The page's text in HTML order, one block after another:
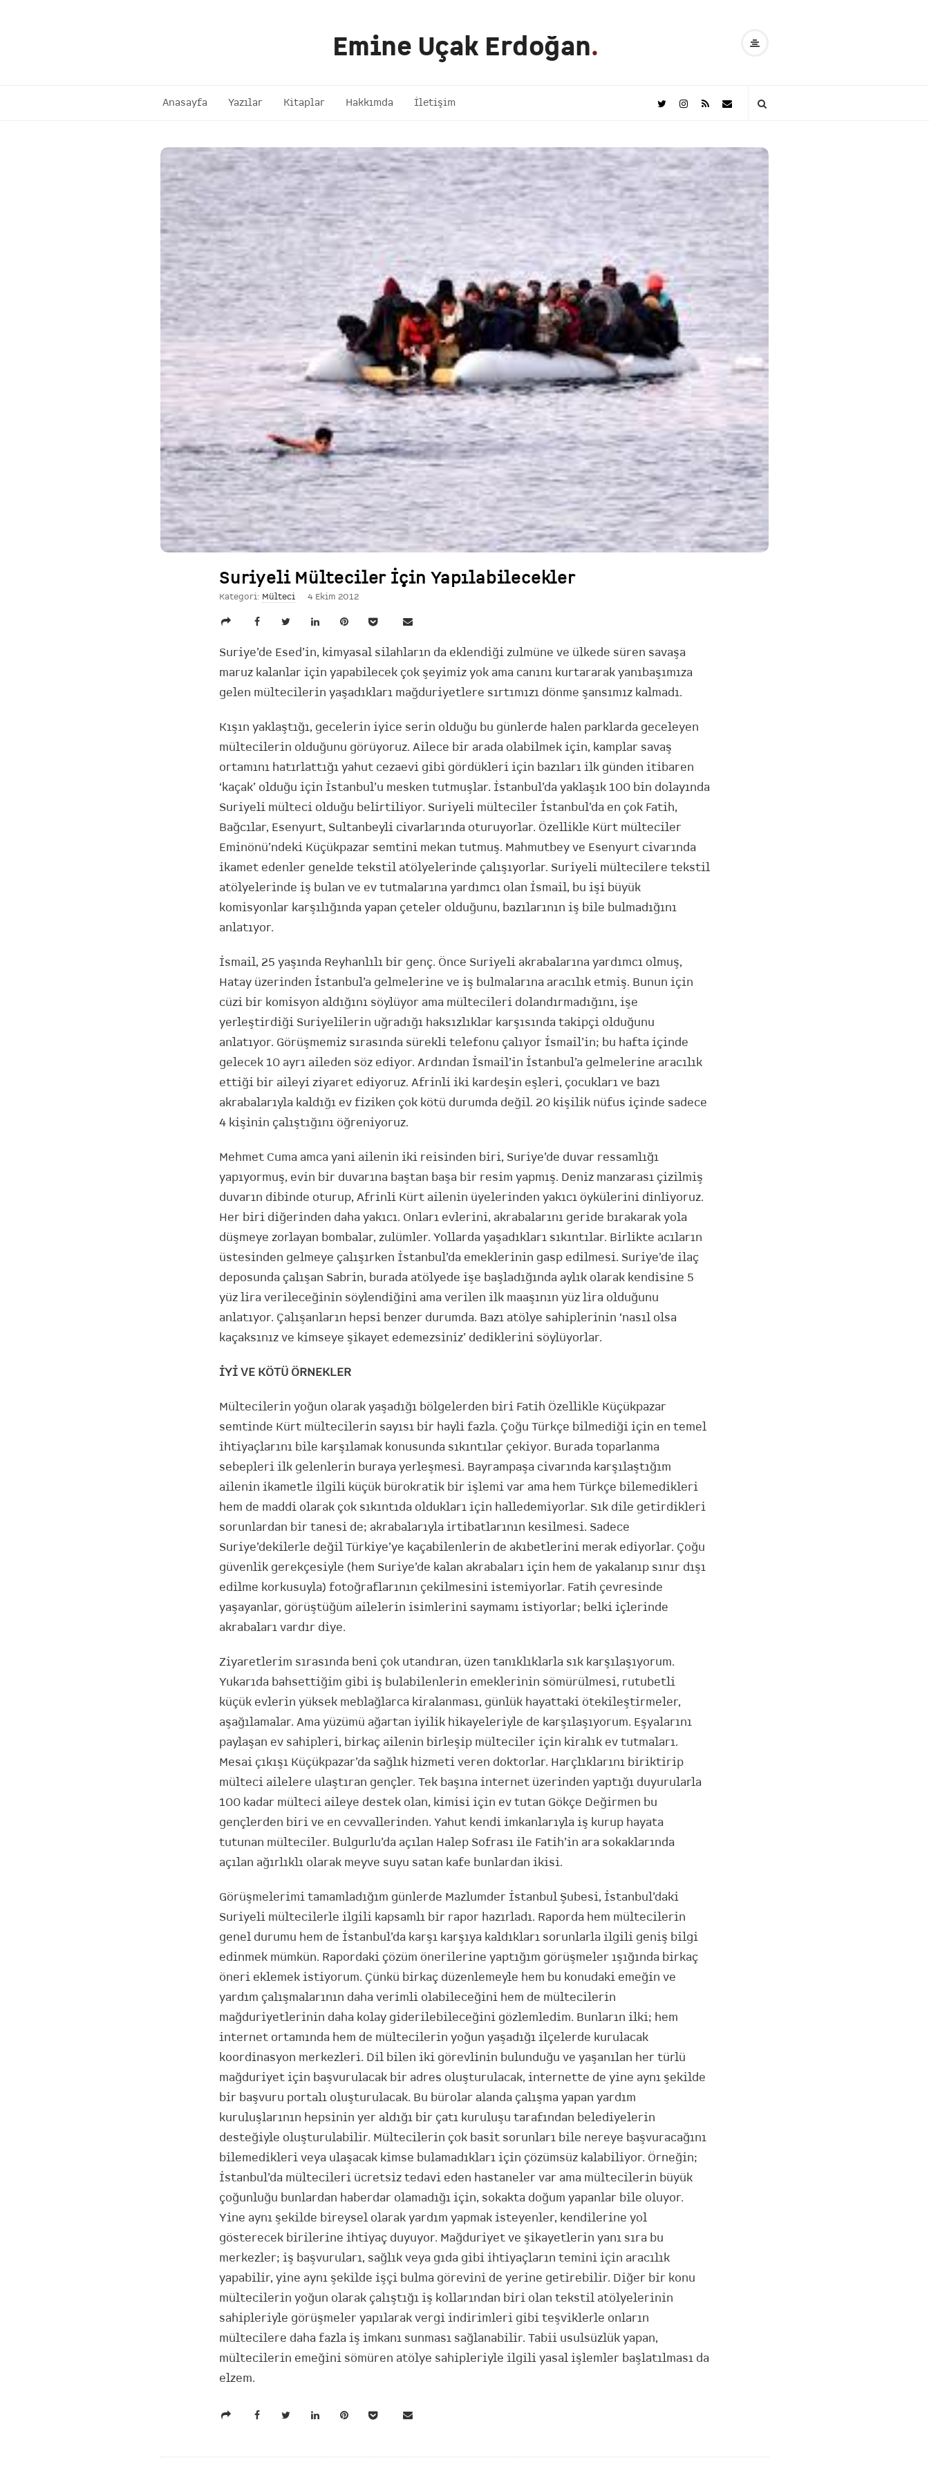
Emine Uçak Erdoğan.
Anasayfa Yazılar Kitaplar Hakkımda İletişim
Suriyeli Mülteciler İçin Yapılabilecekler
Kategori: Mülteci 4 Ekim 2012
Suriye’de Esed’in, kimyasal silahların da eklendiği zulmüne ve ülkede süren savaşa
maruz kalanlar için yapabilecek çok şeyimiz yok ama canını kurtararak yanıbaşımıza
gelen mültecilerin yaşadıkları mağduriyetlere sırtımızı dönme şansımız kalmadı.
Kışın yaklaştığı, gecelerin iyice serin olduğu bu günlerde halen parklarda geceleyen
mültecilerin olduğunu görüyoruz. Ailece bir arada olabilmek için, kamplar savaş
ortamını hatırlattığı yahut cezaevi gibi gördükleri için bazıları ilk günden itibaren
‘kaçak’ olduğu için İstanbul’u mesken tutmuşlar. İstanbul’da yaklaşık 100 bin dolayında
Suriyeli mülteci olduğu belirtiliyor. Suriyeli mülteciler İstanbul’da en çok Fatih,
Bağcılar, Esenyurt, Sultanbeyli civarlarında oturuyorlar. Özellikle Kürt mülteciler
Eminönü’ndeki Küçükpazar semtini mekan tutmuş. Mahmutbey ve Esenyurt civarında
ikamet edenler genelde tekstil atölyelerinde çalışıyorlar. Suriyeli mültecilere tekstil
atölyelerinde iş bulan ve ev tutmalarına yardımcı olan İsmail, bu işi büyük
komisyonlar karşılığında yapan çeteler olduğunu, bazılarının iş bile bulmadığını
anlatıyor.
İsmail, 25 yaşında Reyhanlılı bir genç. Önce Suriyeli akrabalarına yardımcı olmuş,
Hatay üzerinden İstanbul’a gelmelerine ve iş bulmalarına aracılık etmiş. Bunun için
cüzi bir komisyon aldığını söylüyor ama mültecileri dolandırmadığını, işe
yerleştirdiği Suriyelilerin uğradığı haksızlıklar karşısında takipçi olduğunu
anlatıyor. Görüşmemiz sırasında sürekli telefonu çalıyor İsmail’in; bu hafta içinde
gelecek 10 ayrı aileden söz ediyor. Ardından İsmail’in İstanbul’a gelmelerine aracılık
ettiği bir aileyi ziyaret ediyoruz. Afrinli iki kardeşin eşleri, çocukları ve bazı
akrabalarıyla kaldığı ev fiziken çok kötü durumda değil. 20 kişilik nüfus içinde sadece
4 kişinin çalıştığını öğreniyoruz.
Mehmet Cuma amca yani ailenin iki reisinden biri, Suriye’de duvar ressamlığı
yapıyormuş, evin bir duvarına baştan başa bir resim yapmış. Deniz manzarası çizilmiş
duvarın dibinde oturup, Afrinli Kürt ailenin üyelerinden yakıcı öykülerini dinliyoruz.
Her biri diğerinden daha yakıcı. Onları evlerini, akrabalarını geride bırakarak yola
düşmeye zorlayan bombalar, zulümler. Yollarda yaşadıkları sıkıntılar. Birlikte acıların
üstesinden gelmeye çalışırken İstanbul’da emeklerinin gasp edilmesi. Suriye’de ilaç
deposunda çalışan Sabrin, burada atölyede işe başladığında aylık olarak kendisine 5
yüz lira verileceğinin söylendiğini ama verilen ilk maaşının yüz lira olduğunu
anlatıyor. Çalışanların hepsi benzer durumda. Bazı atölye sahiplerinin ‘nasıl olsa
kaçaksınız ve kimseye şikayet edemezsiniz’ dediklerini söylüyorlar.
İYİ VE KÖTÜ ÖRNEKLER
Mültecilerin yoğun olarak yaşadığı bölgelerden biri Fatih Özellikle Küçükpazar
semtinde Kürt mültecilerin sayısı bir hayli fazla. Çoğu Türkçe bilmediği için en temel
ihtiyaçlarını bile karşılamak konusunda sıkıntılar çekiyor. Burada toparlanma
sebepleri ilk gelenlerin buraya yerleşmesi. Bayrampaşa civarında karşılaştığım
ailenin ikametle ilgili küçük bürokratik bir işlemi var ama hem Türkçe bilemedikleri
hem de maddi olarak çok sıkıntıda oldukları için halledemiyorlar. Sık dile getirdikleri
sorunlardan bir tanesi de; akrabalarıyla irtibatlarının kesilmesi. Sadece
Suriye’dekilerle değil Türkiye’ye kaçabilenlerin de akıbetlerini merak ediyorlar. Çoğu
güvenlik gerekçesiyle (hem Suriye’de kalan akrabaları için hem de yakalanıp sınır dışı
edilme korkusuyla) fotoğraflarının çekilmesini istemiyorlar. Fatih çevresinde
yaşayanlar, görüştüğüm ailelerin isimlerini saymamı istiyorlar; belki içlerinde
akrabaları vardır diye.
Ziyaretlerim sırasında beni çok utandıran, üzen tanıklıklarla sık karşılaşıyorum.
Yukarıda bahsettiğim gibi iş bulabilenlerin emeklerinin sömürülmesi, rutubetli
küçük evlerin yüksek meblağlarca kiralanması, günlük hayattaki ötekileştirmeler,
aşağılamalar. Ama yüzümü ağartan iyilik hikayeleriyle de karşılaşıyorum. Eşyalarını
paylaşan ev sahipleri, birkaç ailenin birleşip mülteciler için kiralık ev tutmaları.
Mesai çıkışı Küçükpazar’da sağlık hizmeti veren doktorlar. Harçlıklarını biriktirip
mülteci ailelere ulaştıran gençler. Tek başına internet üzerinden yaptığı duyurularla
100 kadar mülteci aileye destek olan, kimisi için ev tutan Gökçe Değirmen bu
gençlerden biri ve en cevvallerinden. Yahut kendi imkanlarıyla iş kurup hayata
tutunan mülteciler. Bulgurlu’da açılan Halep Sofrası ile Fatih’in ara sokaklarında
açılan ağırlıklı olarak meyve suyu satan kafe bunlardan ikisi.
Görüşmelerimi tamamladığım günlerde Mazlumder İstanbul Şubesi, İstanbul’daki
Suriyeli mültecilerle ilgili kapsamlı bir rapor hazırladı. Raporda hem mültecilerin
genel durumu hem de İstanbul’da karşı karşıya kaldıkları sorunlarla ilgili geniş bilgi
edinmek mümkün. Rapordaki çözüm önerilerine yaptığım görüşmeler ışığında birkaç
öneri eklemek istiyorum. Çünkü birkaç düzenlemeyle hem bu konudaki emeğin ve
yardım çalışmalarının daha verimli olabileceğini hem de mültecilerin
mağduriyetlerinin daha kolay giderilebileceğini gözlemledim. Bunların ilki; hem
internet ortamında hem de mültecilerin yoğun yaşadığı ilçelerde kurulacak
koordinasyon merkezleri. Dil bilen iki görevlinin bulunduğu ve yaşanılan her türlü
mağduriyet için başvurulacak bir adres oluşturulacak, internette de yine aynı şekilde
bir başvuru portalı oluşturulacak. Bu bürolar alanda çalışma yapan yardım
kuruluşlarının hepsinin yer aldığı bir çatı kuruluşu tarafından belediyelerin
desteğiyle oluşturulabilir. Mültecilerin çok basit sorunları bile nereye başvuracağını
bilemedikleri veya ulaşacak kimse bulamadıkları için çözümsüz kalabiliyor. Örneğin;
İstanbul’da mültecileri ücretsiz tedavi eden hastaneler var ama mültecilerin büyük
çoğunluğu bunlardan haberdar olamadığı için, sokakta doğum yapanlar bile oluyor.
Yine aynı şekilde bireysel olarak yardım yapmak isteyenler, kendilerine yol
gösterecek birilerine ihtiyaç duyuyor. Mağduriyet ve şikayetlerin yanı sıra bu
merkezler; iş başvuruları, sağlık veya gıda gibi ihtiyaçların temini için aracılık
yapabilir, yine aynı şekilde işçi bulma görevini de yerine getirebilir. Diğer bir konu
mültecilerin yoğun olarak çalıştığı iş kollarından biri olan tekstil atölyelerinin
sahipleriyle görüşmeler yapılarak vergi indirimleri gibi teşviklerle onların
mültecilere daha fazla iş imkanı sunması sağlanabilir. Tabii usulsüzlük yapan,
mültecilerin emeğini sömüren atölye sahipleriyle ilgili yasal işlemler başlatılması da
elzem.